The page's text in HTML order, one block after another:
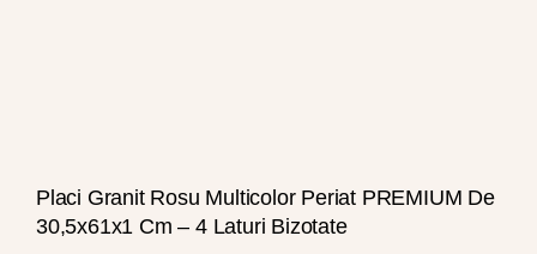
Placi Granit Rosu Multicolor Periat PREMIUM De
30,5x61x1 Cm – 4 Laturi Bizotate